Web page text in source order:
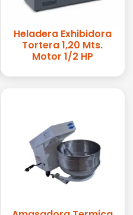
Heladera Exhibidora
Tortera 1,20 Mts.
Motor 1/2 HP